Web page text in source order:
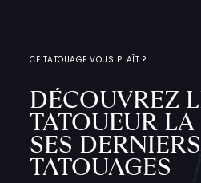
CE TATOUAGE VOUS PLAÎT ?
DÉCOUVREZ
TATOUEUR LA
SES DERNIERS
TATOUAGES